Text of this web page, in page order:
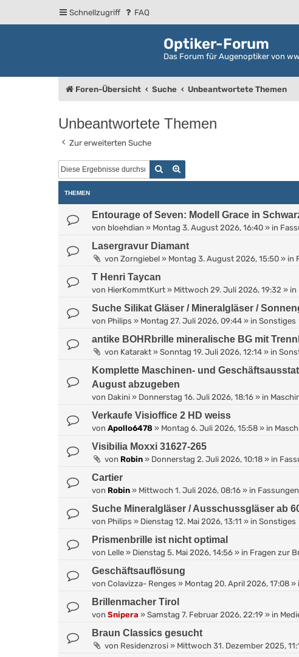
Schnellzugriff FAQ
Optiker-Forum
Das Forum für Augenoptiker von
Foren-Übersicht Suche Unbeantwortete Themen
Unbeantwortete Themen
Zur erweiterten Suche
Suche
THEMEN
Entourage of Seven: Modell Grace in
von bloehdian » Montag 3. August 2026, 16:40 » in
Lasergravur Diamant
von Zorngiebel » Montag 3. August 2026, 15:50 » in
T Henri Taycan
von HierKommtKurt » Mittwoch 29. Juli 2026, 19:32 » in
Suche Silikat Gläser / Mineralgläser /
von Philips » Montag 27. Juli 2026, 09:44 » in Sonstiges
antike BOHRbrille mineralische BG mit
von Katarakt » Sonntag 19. Juli 2026, 12:14 » in
Komplette Maschinen- und
August abzugeben
von Dakini » Donnerstag 16. Juli 2026, 18:16 » in
Verkaufe Visioffice 2 HD weiss
von Apollo6478 » Montag 6. Juli 2026, 15:58 » in
Visibilia Moxxi 31627-265
von Robin » Donnerstag 2. Juli 2026, 10:18 » in
Cartier
von Robin » Mittwoch 1. Juli 2026, 08:16 » in Fassungen
Suche Mineralgläser / Ausschussgläser ab
von Philips » Dienstag 12. Mai 2026, 13:11 » in Sonstiges
Prismenbrille ist nicht optimal
von Lelle » Dienstag 5. Mai 2026, 14:56 » in Fragen zur
Geschäftsauflösung
von Colavizza- Renges » Montag 20. April 2026, 17:08 »
Brillenmacher Tirol
von Snipera » Samstag 7. Februar 2026, 22:19 » in
Braun Classics gesucht
von Residenzrosi » Mittwoch 31. Dezember 2025,